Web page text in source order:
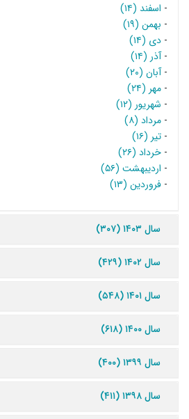
- اسفند (۱۴)
- بهمن (۱۹)
- دی (۱۴)
-آذر (۱۴)
-آبان (۲۰)
- مهر (۲۴)
- شهریور (۱۲)
- مرداد (۸)
- تیر (۱۶)
- خرداد (۲۶)
- اردیبهشت (۵۶)
- فروردین (۱۳)
سال ۱۴۰۳ (۳۰۷)
سال ۱۴۰۲ (۴۲۹)
سال ۱۴۰۱ (۵۴۸)
سال ۱۴۰۰ (۶۱۸)
سال ۱۳۹۹ (۴۰۰)
سال ۱۳۹۸ (۴۱۱)